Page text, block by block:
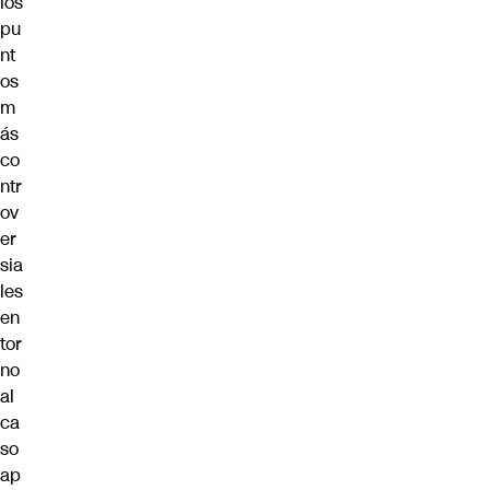
pu
nt
os
m
ás
co
ntr
ov
er
sia
les
en
tor
no
al
ca
so
ap